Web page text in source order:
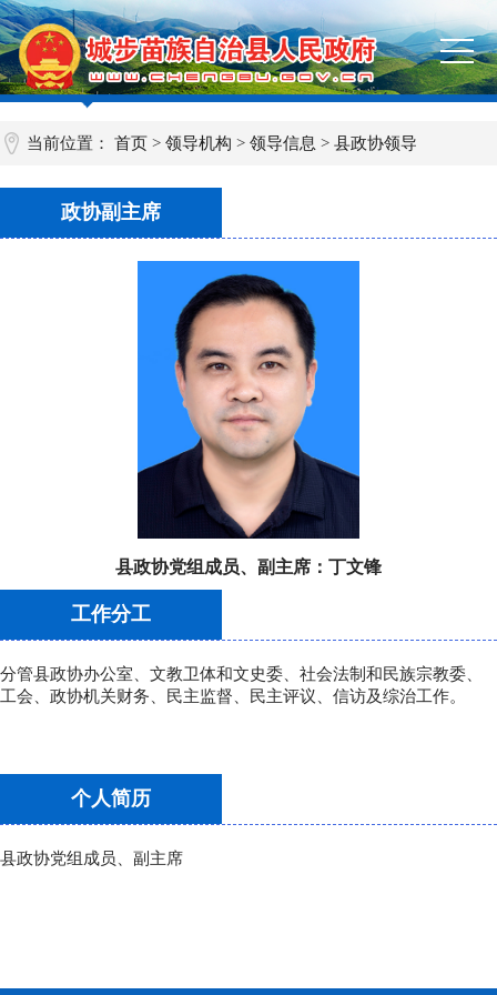
当前位置：首页 >领导机构 >领导信息 >县政协领导
政协副主席
县政协党组成员、副主席： 丁文锋
工作分工
分管县政协办公室、文教卫体和文史委、社会法制和民族宗教委、
工会、政协机关财务、民主监督、民主评议、信访及综治工作。
个人简历
县政协党组成员、副主席